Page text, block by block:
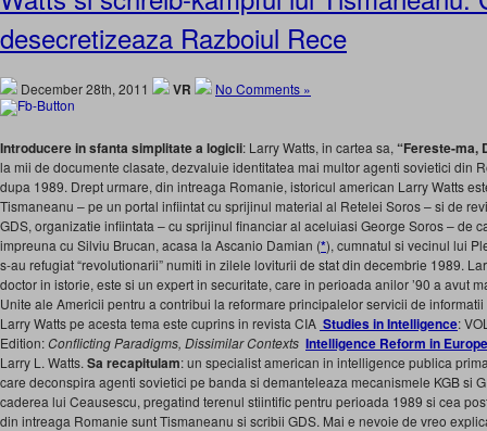
desecretizeaza Razboiul Rece
December 28th, 2011 VR No Comments »
Introducere in sfanta simplitate a logicii: Larry Watts, in cartea sa, “Fereste-ma,
la mii de documente clasate, dezvaluie identitatea mai multor agenti sovietici din
dupa 1989. Drept urmare, din intreaga Romanie, istoricul american Larry Watts
Tismaneanu – pe un portal infiintat cu sprijinul material al Retelei Soros – si de
GDS, organizatie infiintata – cu sprijinul financiar al aceluiasi George Soros – de
impreuna cu Silviu Brucan, acasa la Ascanio Damian (*), cumnatul si vecinul lui
s-au refugiat “revolutionarii” numiti in zilele loviturii de stat din decembrie 1989.
doctor in istorie, este si un expert in securitate, care in perioada anilor ’90 a avut
Unite ale Americii pentru a contribui la reformare principalelor servicii de
Larry Watts pe acesta tema este cuprins in revista CIA Studies in Intelligence:
Edition:Conflicting Paradigms, Dissimilar Contexts Intelligence Reform in
Larry L. Watts. Sa recapitulam: un specialist american in intelligence publica
care deconspira agenti sovietici pe banda si demanteleaza mecanismele KGB si
caderea lui Ceausescu, pregatind terenul stiintific pentru perioada 1989 si cea
din intreaga Romanie sunt Tismaneanu si scribii GDS. Mai e nevoie de vreo